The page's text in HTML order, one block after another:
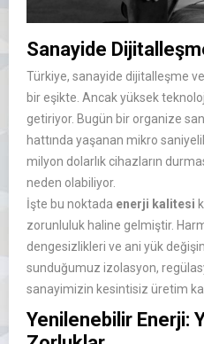
Sanayide
Türkiye, sanayide dijitalleşme
bir eşikte. Ancak yüksek
getiriyor. Bugün bir organize
hattında yaşanan mikro
milyon dolarlık cihazların
neden olabiliyor.
İşte bu noktada enerji kalitesi
zorunluluk haline gelmiştir.
dengesizlikleri ve ani yük
sunduğumuz izolasyon,
sanayimizin kesintisiz üretim
Yenilenebilir Enerji: